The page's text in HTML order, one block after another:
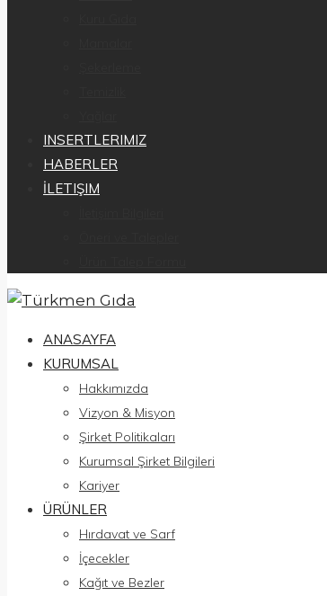
INSERTLERIMIZ
HABERLER
İLETIŞIM
ANASAYFA
KURUMSAL
Hakkımızda
Vizyon & Misyon
Şirket Politikaları
Kurumsal Şirket Bilgileri
Kariyer
ÜRÜNLER
Hırdavat ve Sarf
İçecekler
Kağıt ve Bezler